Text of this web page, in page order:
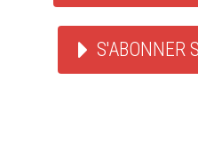
S'ABONNER